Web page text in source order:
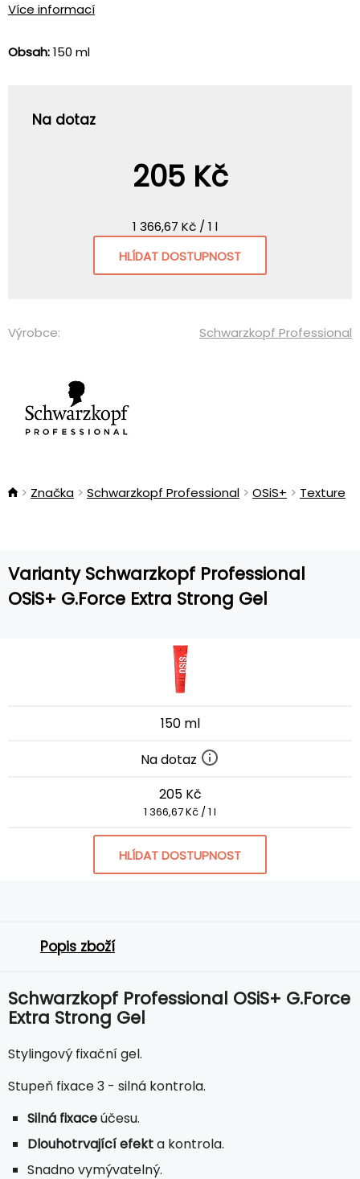
Více informací
Obsah:150 ml
Na dotaz
205 Kč
1 366,67 Kč / 1 l
HLÍDAT DOSTUPNOST
Výrobce: Schwarzkopf Professional
Značka Schwarzkopf Professional OSiS+ Texture
Varianty Schwarzkopf Professional
OSiS+ G.Force Extra Strong Gel
150 ml
Na dotaz
205 Kč
1 366,67 Kč / 1 l
HLÍDAT DOSTUPNOST
Popis zboží
Schwarzkopf Professional OSiS+ G.Force
Extra Strong Gel
Stylingový fixační gel.
Stupeň fixace 3 - silná kontrola.
Silná fixaceúčesu.
Dlouhotrvající efekta kontrola.
Snadno vymývatelný.